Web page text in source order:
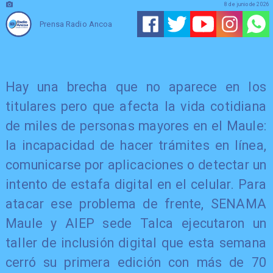
Prensa Radio Ancoa
8 de junio de 2026
Hay una brecha que no aparece en los
titulares pero que afecta la vida cotidiana
de miles de personas mayores en el Maule:
la incapacidad de hacer trámites en línea,
comunicarse por aplicaciones o detectar un
intento de estafa digital en el celular. Para
atacar ese problema de frente, SENAMA
Maule y AIEP sede Talca ejecutaron un
taller de inclusión digital que esta semana
cerró su primera edición con más de 70